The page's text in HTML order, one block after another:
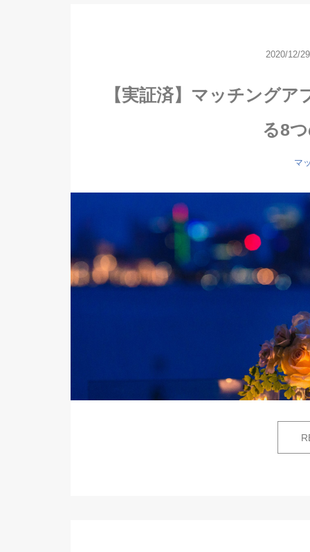
2020/12/29
【実証済】マッチング
る8
マ